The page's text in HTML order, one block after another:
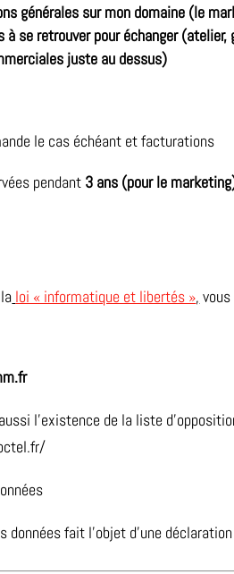
générales sur mon domaine (le
à se retrouver pour échanger
juste au dessus)
le cas échéant et facturations
pendant 3 ans (pour le
loi « informatique et libertés »,
l’existence de la liste
données fait l’objet d’une